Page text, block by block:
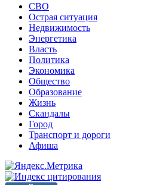
СВО
Острая ситуация
Недвижимость
Энергетика
Власть
Политика
Экономика
Общество
Образование
Жизнь
Скандалы
Город
Транспорт и дороги
Афиша